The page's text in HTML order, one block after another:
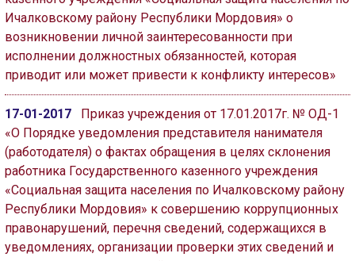
Ичалковскому району Республики Мордовия» о
возникновении личной заинтересованности при
исполнении должностных обязанностей, которая
приводит или может привести к конфликту интересов»
17-01-2017
Приказ учреждения от 17.01.2017г. № ОД-1
«О Порядке уведомления представителя нанимателя
(работодателя) о фактах обращения в целях склонения
работника Государственного казенного учреждения
«Социальная защита населения по Ичалковскому району
Республики Мордовия» к совершению коррупционных
правонарушений, перечня сведений, содержащихся в
уведомлениях, организации проверки этих сведений и